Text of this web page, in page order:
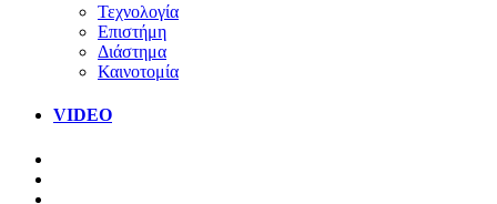
Τεχνολογία
Επιστήμη
Διάστημα
Καινοτομία
VIDEO